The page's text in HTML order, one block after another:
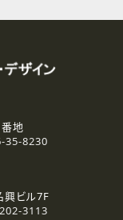
に利用いたしま
めに利用いたし
れかの方法とい
従う場合を除き、
た委託先に、個
地
35-8230
ビル7F
3113